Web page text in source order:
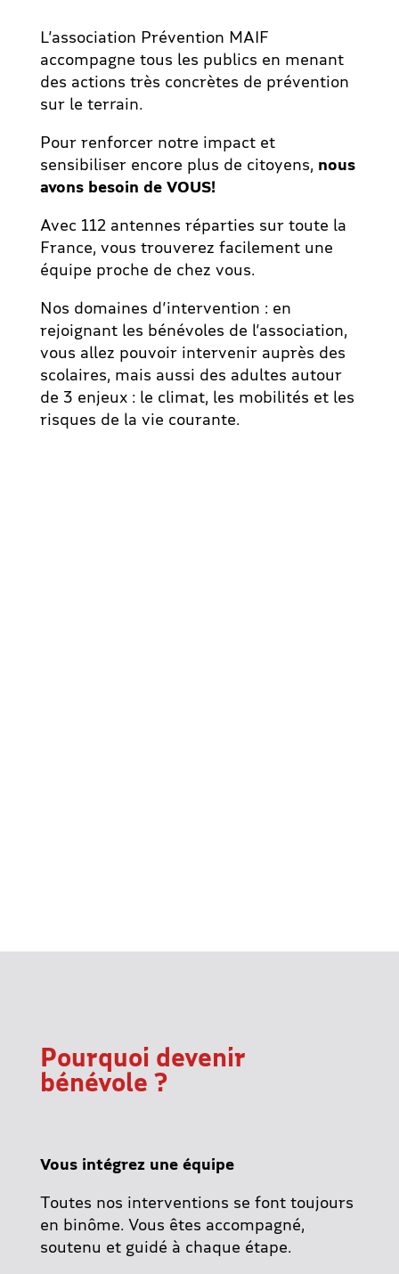
L’association Prévention MAIF
accompagne tous les publics en menant
des actions très concrètes de prévention
sur le terrain.
Pour renforcer notre impact et
sensibiliser encore plus de citoyens, nous
avons besoin de VOUS!
Avec 112 antennes réparties sur toute la
France, vous trouverez facilement une
équipe proche de chez vous.
Nos domaines d’intervention : en
rejoignant les bénévoles de l’association,
vous allez pouvoir intervenir auprès des
scolaires, mais aussi des adultes autour
de 3 enjeux : le climat, les mobilités et les
risques de la vie courante.
Pourquoi devenir
bénévole ?
Vous intégrez une équipe
Toutes nos interventions se font toujours
en binôme. Vous êtes accompagné,
soutenu et guidé à chaque étape.